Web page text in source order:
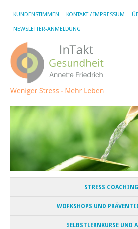
KUNDENSTIMMEN KONTAKT / IMPRESSUM
NEWSLETTER-ANMELDUNG
STRESS COACHING
WORKSHOPS UND
SELBSTLERNKURSE UND